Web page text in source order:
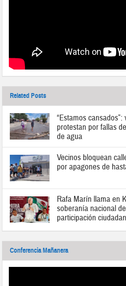
Related Posts
“Estamos
protestan por fallas
de agua
Vecinos bloquean
por apagones de
Rafa Marín llama en
soberanía nacional
participación
Conferencia Mañanera